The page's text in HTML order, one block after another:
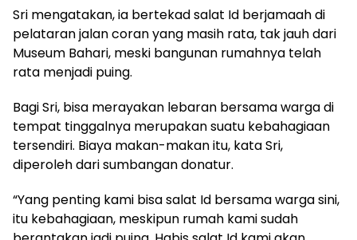
Sri mengatakan, ia bertekad salat Id berjamaah di
pelataran jalan coran yang masih rata, tak jauh dari
Museum Bahari, meski bangunan rumahnya telah
rata menjadi puing.
Bagi Sri, bisa merayakan lebaran bersama warga di
tempat tinggalnya merupakan suatu kebahagiaan
tersendiri. Biaya makan-makan itu, kata Sri,
diperoleh dari sumbangan donatur.
“Yang penting kami bisa salat Id bersama warga sini,
itu kebahagiaan, meskipun rumah kami sudah